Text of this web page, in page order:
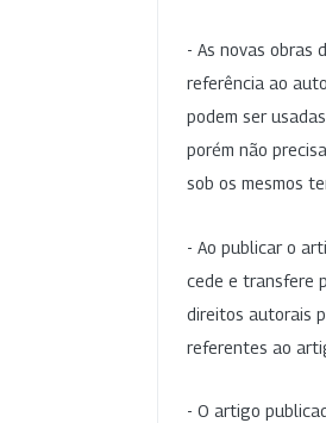
- As novas obras
referência ao
podem ser
porém não
sob os mesmos
- Ao publicar o
cede e transfere
direitos autorais
referentes ao
- O artigo